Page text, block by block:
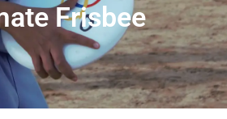
Frisbee